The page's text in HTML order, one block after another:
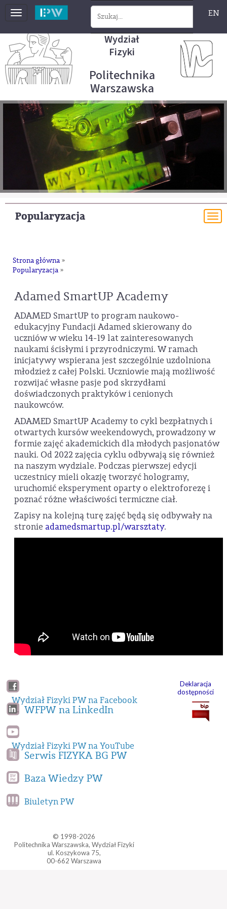
Toggle
EN
Wydział
Fizyki
Politechnika
Warszawska
Popularyzacja
Strona główna »
Popularyzacja »
Adamed SmartUP Academy
ADAMED SmartUP to program naukowo-
edukacyjny Fundacji Adamed skierowany do
uczniów w wieku 14-19 lat zainteresowanych
naukami ścisłymi i przyrodniczymi. W ramach
inicjatywy wspierana jest szczególnie uzdolniona
młodzież z całej Polski. Uczniowie mają możliwość
rozwijać własne pasje pod skrzydłami
doświadczonych praktyków i cenionych
naukowców.
ADAMED SmartUP Academy to cykl bezpłatnych i
otwartych kursów weekendowych, prowadzony w
formie zajęć akademickich dla młodych pasjonatów
nauki. Od 2022 zajęcia cyklu odbywają się również
na naszym wydziale. Podczas pierwszej edycji
uczestnicy mieli okazję tworzyć hologramy,
uruchomić eksperyment oparty o elektroforezę i
poznać różne właściwości termiczne ciał.
Zapisy na kolejną turę zajęć będą się odbywały na
stronie adamedsmartup.pl/warsztaty.
Wydział Fizyki PW na Facebook
WFPW na LinkedIn
Wydział Fizyki PW na YouTube
Serwis FIZYKA BG PW
Baza Wiedzy PW
Biuletyn PW
© 1998-2026
Politechnika Warszawska, Wydział Fizyki
ul. Koszykowa 75,
00-662 Warszawa
Deklaracja
dostępności